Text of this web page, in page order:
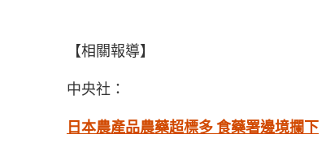
【相關報導】
中央社：
日本農產品農藥超標多 食藥署邊境攔下